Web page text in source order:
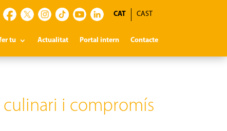
CAST
CAT
tu Actualitat Portal intern Contacte
culinari i compromís